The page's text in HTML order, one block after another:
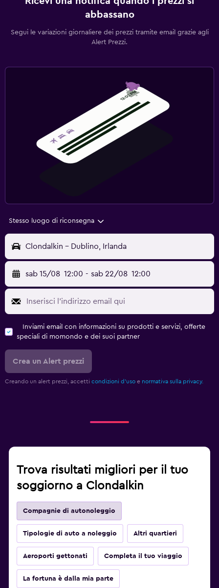
abbassano
Segui le variazioni giornaliere dei prezzi tramite email grazie agli
Alert Prezzi.
Stesso luogo di riconsegna
Clondalkin - Dublino, Irlanda
sab 15/08 12:00 - sab 22/08 12:00
Inviami email con informazioni su prodotti e servizi, offerte
speciali di momondo e dei suoi partner
Crea un Alert prezzi
Creando un alert prezzi, accetti condizioni d'uso e normativa sulla privacy.
Trova risultati migliori per il tuo
soggiorno a Clondalkin
Compagnie di autonoleggio
Tipologie di auto a noleggio Altri quartieri
Aeroporti gettonati Completa il tuo viaggio
La fortuna è dalla mia parte